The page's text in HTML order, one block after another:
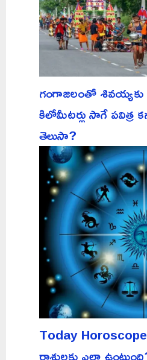
గంగాజలంతో
కిలోమీటర్లు సాగే పవిత్ర
తెలుసా?
Today